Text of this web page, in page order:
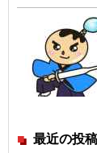
最近の投稿